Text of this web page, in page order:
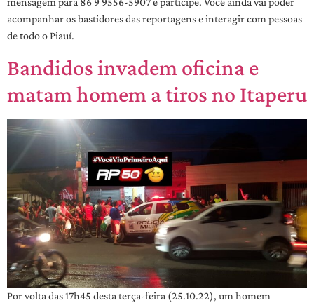
acompanhar os bastidores das reportagens e interagir com pessoas
de todo o Piauí.
Bandidos invadem oficina e
matam homem a tiros no Itaperu
Por volta das 17h45 desta terça-feira (25.10.22), um homem